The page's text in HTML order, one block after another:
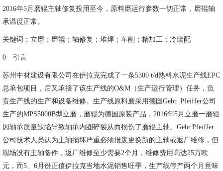
2016年5月磨辊主轴修复投用至今，原料磨运行参数一切正常，磨辊轴
承温度正常。
关键词：立磨；磨辊；轴修复；堆焊；车削；精加工；冷装配
0 引言
苏州中材建设有限公司在伊拉克完成了一条5300 t/d熟料水泥生产线EPC
总承包项目，后又承接了该生产线的O&M（生产运行管理）任务，负
责生产线的生产和设备维修。生产线原料磨采用德国Gebr. Pfeiffer公司
生产的MPS5000B型立磨，磨辊为德国原装产品，2016年5月立磨一磨辊
因轴承质量缺陷导致轴承内圈碎裂从而损伤了磨辊主轴。Gebr.Pfeiffer
公司技术人员认为主轴损坏严重必须报废更换新的主轴或返厂维修，但
现场没有主轴备件，返厂维修至少需要2个月，维修费用高达25万欧
元，而5、6月份正值伊拉克当地水泥销售旺季，生产线停产两个月意味